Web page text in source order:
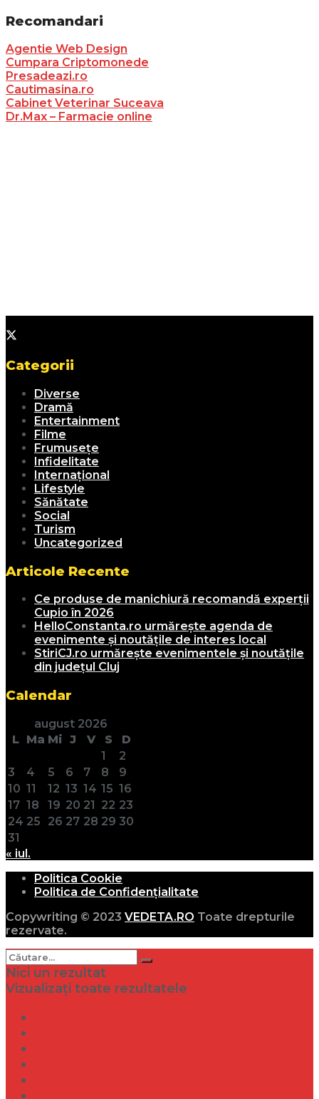
Recomandari
Agentie Web Design
Cumpara Criptomonede
Presadeazi.ro
Cautimasina.ro
Cabinet Veterinar Suceava
Dr.Max – Farmacie online
Categorii
Diverse
Dramă
Entertainment
Filme
Frumusețe
Infidelitate
Internațional
Lifestyle
Sănătate
Social
Turism
Uncategorized
Articole Recente
Ce produse de manichiură recomandă experții
Cupio în 2026
HelloConstanta.ro urmărește agenda de
evenimente și noutățile de interes local
StiriCJ.ro urmărește evenimentele și noutățile
din județul Cluj
Calendar
august 2026
L Ma Mi J V S
D
1
2
3
4 5 6 7 8
9
10 11 12 13 14 15 16
17 18 19 20 21 22 23
24 25 26 27 28 29 30
31
« iul.
Politica Cookie
Politica de Confidențialitate
Copywriting © 2023 VEDETA.RO Toate drepturile
rezervate.
Nici un rezultat
Vizualizați toate rezultatele